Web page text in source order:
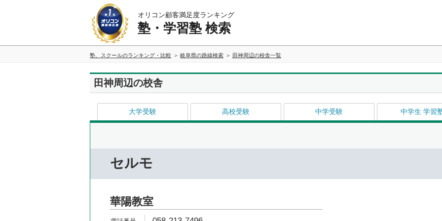
オリコン顧客満足度ランキング
塾・学習塾 検索
塾、スクールのランキング・比較 岐阜県の路線検索 田神周辺の校舎一覧
田神周辺の校舎
大学受験 高校受験 中学受験 中学生 学習
セルモ
華陽教室